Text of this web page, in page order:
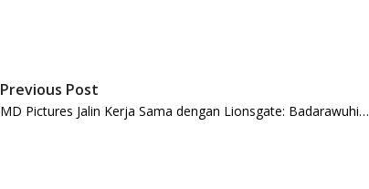
Previous Post
MD Pictures Jalin Kerja Sama dengan Lionsgate: Badarawuhi…